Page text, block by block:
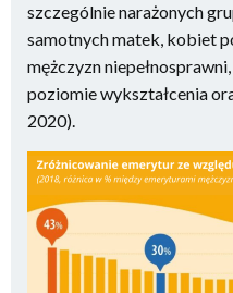
szczególnie narażonych
samotnych matek, kobiet
mężczyzn
poziomie wykształcenia
2020).